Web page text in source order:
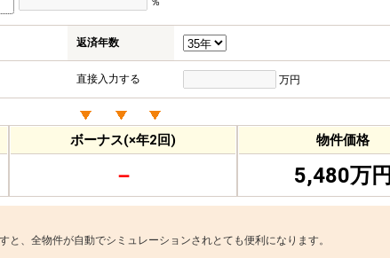
返済年数
直接入力する 万円
ボーナス(×年2回)
－
物件価格
5,480万円
と、全物件が自動でシミュレーションされとても便利になります。